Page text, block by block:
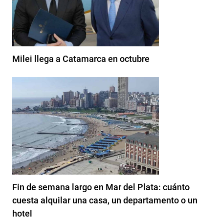
Milei llega a Catamarca en octubre
Fin de semana largo en Mar del Plata: cuánto
cuesta alquilar una casa, un departamento o un
hotel